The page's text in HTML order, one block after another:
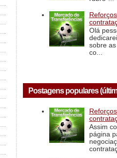
Olá
sobre
co...
Postagens populares
Assim
página